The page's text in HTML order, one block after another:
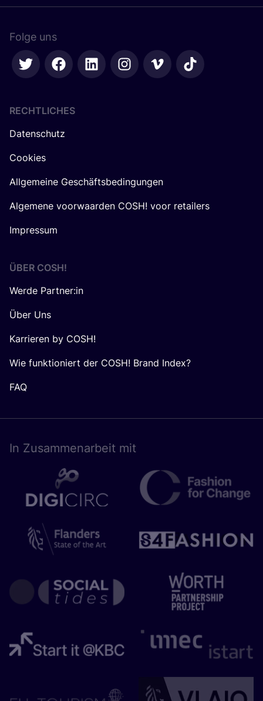
Folge uns
RECHTLICHES
Datenschutz
Cookies
Allgemeine Geschäftsbedingungen
Algemene voorwaarden COSH! voor retailers
Impressum
ÜBER COSH!
Werde Partner:in
Über Uns
Karrieren by COSH!
Wie funktioniert der COSH! Brand Index?
FAQ
In Zusam­men­ar­beit mit